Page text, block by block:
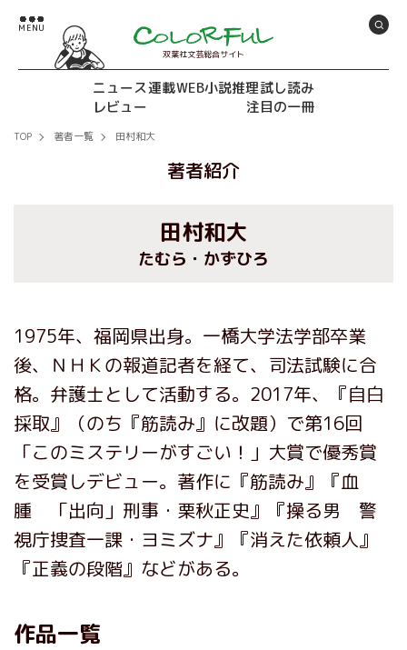
双葉社文芸総合サイト
ニュース連載WEB小説推理試し読み
レビュー
注目の一冊
TOP 著者一覧 田村和大
著者紹介
田村和大
たむら・かずひろ
1975年、福岡県出身。一橋大学法学部卒業
後、ＮＨＫの報道記者を経て、司法試験に合
格。弁護士として活動する。2017年、『自白
採取』（のち『筋読み』に改題）で第16回
「このミステリーがすごい！」大賞で優秀賞
を受賞しデビュー。著作に『筋読み』『血
腫 「出向」刑事・栗秋正史』『操る男 警
視庁捜査一課・ヨミズナ』『消えた依頼人』
『正義の段階』などがある。
作品一覧